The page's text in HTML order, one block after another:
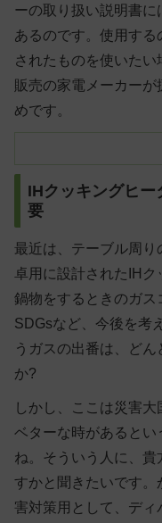
ーの取り扱い説明書
あるのです。使用す
されたものを使いた
販売の家電メーカー
めです。
IHクッキングヒ
要
最近は、テーブル周
卓用に設計されたIH
鍋物をするときのガス
SDGsなど、今後を考
うガスの出番は、ど
か?
しかし、ここは災害
ベターな時があると
ね。そういう人に、貴
すかと聞きたいです。
害対策用として、デ